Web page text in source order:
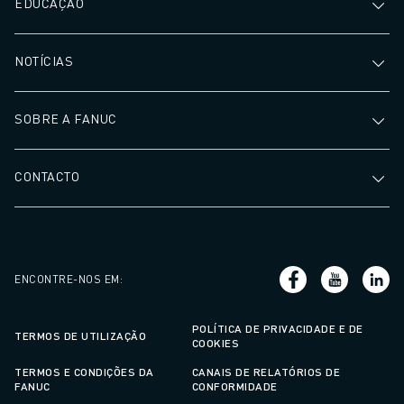
NOTÍCIAS
SOBRE A FANUC
CONTACTO
ENCONTRE-NOS EM :
TERMOS DE UTILIZAÇÃO
POLÍTICA DE PRIVACIDADE E DE
COOKIES
TERMOS E CONDIÇÕES DA
FANUC
CANAIS DE RELATÓRIOS DE
CONFORMIDADE